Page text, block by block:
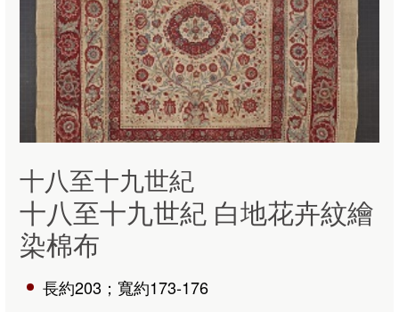
十八至十九世紀
十八至十九世紀 白地花卉紋繪
染棉布
長約203；寬約173-176